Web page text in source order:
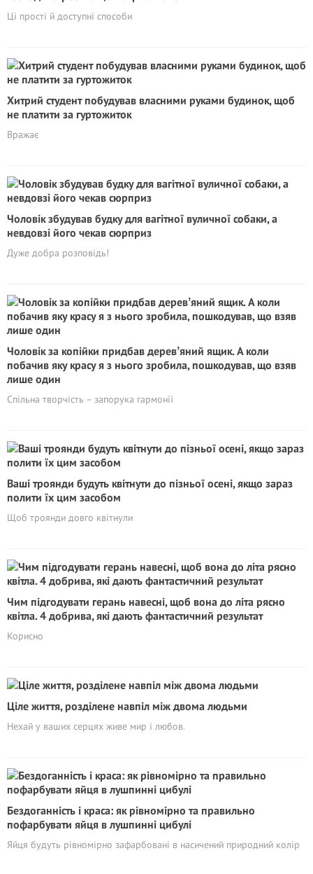
Ці прості й доступні способи
Хитрий студент побудував власними руками будинок, щоб
не плaтити за гуртожиток
Вражає
Чоловік збудував будку для вагітної вуличної собаки, а
невдовзі його чекав сюрприз
Дуже добра розповідь!
Чоловік за копійки придбав деревʼяний ящик. А коли
побачив яку красу я з нього зробила, пошкодував, що взяв
лише один
Спільна творчість – запорука гармонії
Ваші троянди будуть квітнути до пізньої осені, якщо зараз
полити їх цим засобом
Щоб троянди довго квітнули
Чим підгодувати герань навесні, щоб вона до літа рясно
квітла. 4 добрива, які дають фантастичний результат
Корисно
Ціле життя, розділене навпіл між двома людьми
Нехай у ваших серцях живе мир і любов.
Бездоганність і краса: як рівномірно та правильно
пофарбувати яйця в лушпинні цибулі
Яйця будуть рівномірно зафарбовані в насичений природний колір